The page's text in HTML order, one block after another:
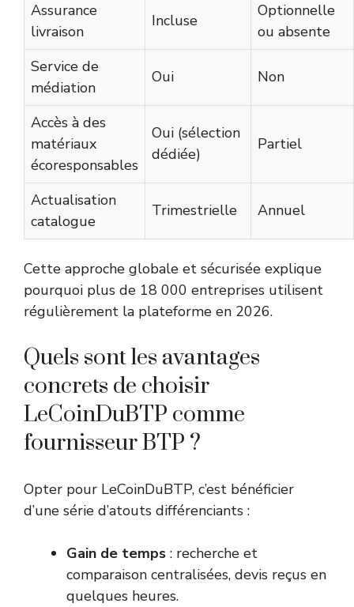
Assurance
livraison
Incluse
Optionnelle
ou absente
Service de
médiation
Oui Non
Accès à des
matériaux
écoresponsables
Oui (sélection
dédiée)
Partiel
Actualisation
catalogue
Trimestrielle Annuel
Cette approche globale et sécurisée explique
pourquoi plus de 18 000 entreprises utilisent
régulièrement la plateforme en 2026.
Quels sont les avantages
concrets de choisir
LeCoinDuBTP comme
fournisseur BTP ?
Opter pour LeCoinDuBTP, c’est bénéficier
d’une série d’atouts différenciants :
Gain de temps : recherche et
comparaison centralisées, devis reçus en
quelques heures.